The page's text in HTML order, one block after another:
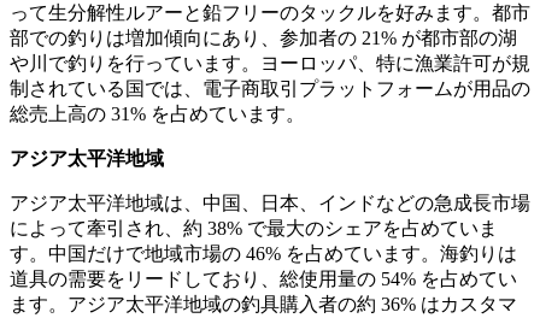
って生分解性ルアーと鉛フリーのタックルを好みます。都市
部での釣りは増加傾向にあり、参加者の 21% が都市部の湖
や川で釣りを行っています。ヨーロッパ、特に漁業許可が規
制されている国では、電子商取引プラットフォームが用品の
総売上高の 31% を占めています。
アジア太平洋地域
アジア太平洋地域は、中国、日本、インドなどの急成長市場
によって牽引され、約 38% で最大のシェアを占めていま
す。中国だけで地域市場の 46% を占めています。海釣りは
道具の需要をリードしており、総使用量の 54% を占めてい
ます。アジア太平洋地域の釣具購入者の約 36% はカスタマ